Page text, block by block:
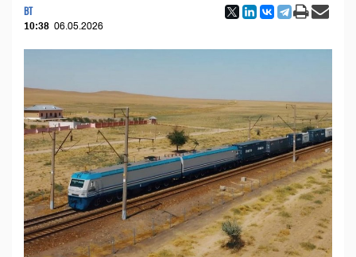
BT
10:38 06.05.2026